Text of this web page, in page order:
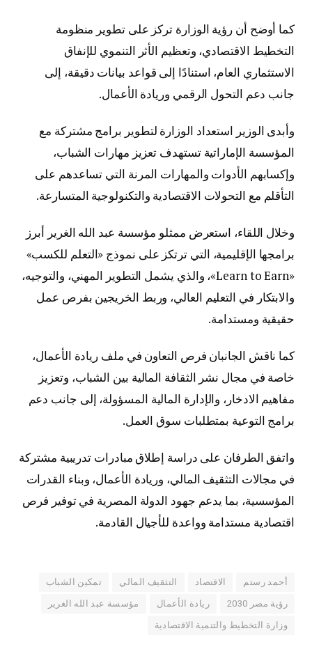
كما أوضح أن رؤية الوزارة تركز على تطوير منظومة
التخطيط الاقتصادي، وتعظيم الأثر التنموي للإنفاق
الاستثماري العام، استنادًا إلى قواعد بيانات دقيقة، إلى
جانب دعم التحول الرقمي وريادة الأعمال.
وأبدى الوزير استعداد الوزارة لتطوير برامج مشتركة مع
المؤسسة الإماراتية تستهدف تعزيز مهارات الشباب،
وإكسابهم الأدوات والمهارات المرنة التي تساعدهم على
التأقلم مع التحولات الاقتصادية والتكنولوجية المتسارعة.
وخلال اللقاء، استعرض ممثلو مؤسسة عبد الله الغرير أبرز
برامجها الإقليمية، التي ترتكز على نموذج «التعلم للكسب»
«Learn to Earn»، والذي يشمل التطوير المهني، والتوجيه،
والابتكار في التعليم العالي، وربط الخريجين بفرص عمل
حقيقية ومستدامة.
كما ناقش الجانبان فرص التعاون في ملف ريادة الأعمال،
خاصة في مجال نشر الثقافة المالية بين الشباب، وتعزيز
مفاهيم الادخار، والإدارة المالية المسؤولة، إلى جانب دعم
برامج التوعية بمتطلبات سوق العمل.
واتفق الطرفان على دراسة إطلاق مبادرات تدريبية مشتركة
في مجالات التثقيف المالي، وريادة الأعمال، وبناء القدرات
المؤسسية، بما يدعم جهود الدولة المصرية في توفير فرص
اقتصادية مستدامة وواعدة للأجيال القادمة.
أحمد رستم الاقتصاد التثقيف المالي تمكين الشباب
رؤية مصر 2030 ريادة الأعمال مؤسسة عبد الله الغرير
وزارة التخطيط والتنمية الاقتصادية